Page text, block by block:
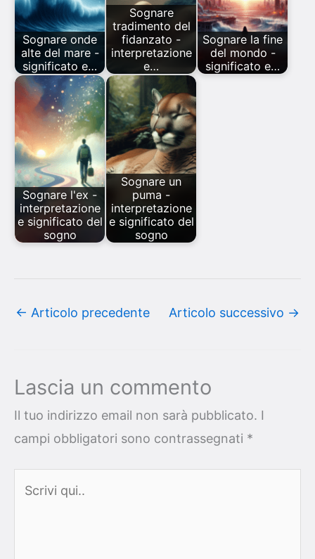
Sognare onde
alte del mare -
significato e…
Sognare
tradimento del
fidanzato -
interpretazione
e…
Sognare la fine
del mondo -
significato e…
Sognare l'ex -
interpretazione
e significato del
sogno
Sognare un
puma -
interpretazione
e significato del
sogno
← Articolo precedente Articolo successivo →
Lascia un commento
Il tuo indirizzo email non sarà pubblicato. I
campi obbligatori sono contrassegnati *